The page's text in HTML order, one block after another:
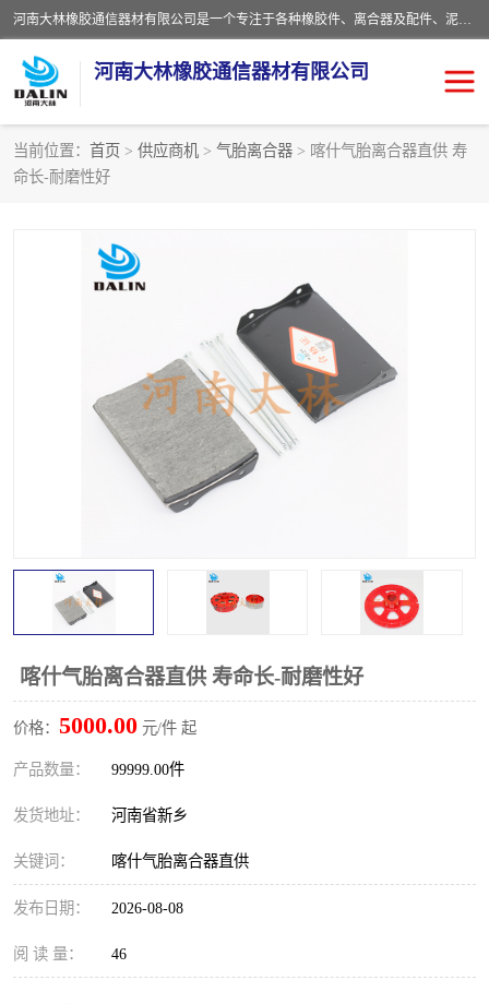
河南大林橡胶通信器材有限公司是一个专注于各种橡胶件、离合器及配件、泥浆泵及配件等产品设计制造和加工的企业。产品应用于矿山、冶金、石油、钢铁、化工、水泥、船舶、造纸、通用机械等各种大功率机械传动或制动装置。
河南大林橡胶通信器材有限公司
当前位置： 首页 > 供应商机 > 气胎离合器 > 喀什气胎离合器直供 寿
命长-耐磨性好
喀什气胎离合器直供 寿命长-耐磨性好
价格： 5000.00 元/件 起
产品数量： 99999.00件
发货地址： 河南省新乡
关键词： 喀什气胎离合器直供
发布日期： 2026-08-08
阅 读 量： 46
推盘离合器
VC离合器
PO隔膜离合器 气胎离合器
气动元件
DY隔膜式离合器 CB离合器
实芯轮胎